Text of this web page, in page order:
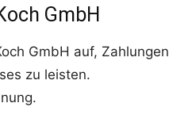
GmbH
GmbH auf, Zahlungen
zu leisten.